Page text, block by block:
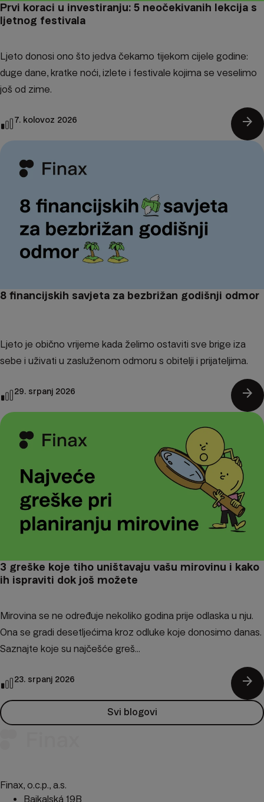
Prvi koraci u investiranju: 5 neočekivanih lekcija s
ljetnog festivala
Ljeto donosi ono što jedva čekamo tijekom cijele godine:
duge dane, kratke noći, izlete i festivale kojima se veselimo
još od zime.
7. kolovoz 2026 arrow_forward
8 financijskih savjeta za bezbrižan godišnji odmor
Ljeto je obično vrijeme kada želimo ostaviti sve brige iza
sebe i uživati u zasluženom odmoru s obitelji i prijateljima.
29. srpanj 2026 arrow_forward
3 greške koje tiho uništavaju vašu mirovinu i kako
ih ispraviti dok još možete
Mirovina se ne određuje nekoliko godina prije odlaska u nju.
Ona se gradi desetljećima kroz odluke koje donosimo danas.
Saznajte koje su najčešće greš...
23. srpanj 2026 arrow_forward
Svi blogovi
Finax, o.c.p., a.s.
Bajkalská 19B